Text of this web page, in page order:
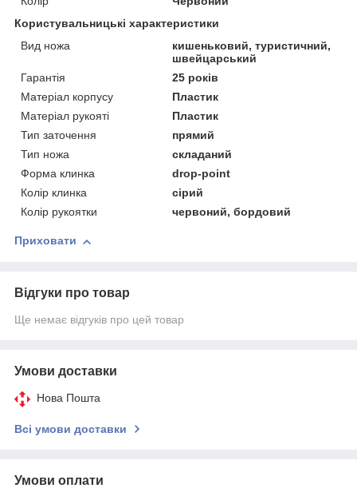
Користувальницькі характеристики
Вид ножа
кишеньковий, туристичний,
швейцарський
Гарантія
25 років
Матеріал корпусу
Пластик
Матеріал рукояті
Пластик
Тип заточення
прямий
Тип ножа
складаний
Форма клинка
drop-point
Колір клинка
сірий
Колір рукоятки
червоний, бордовий
Приховати
Відгуки про товар
Ще немає відгуків про цей товар
Умови доставки
Нова Пошта
Всі умови доставки
Умови оплати